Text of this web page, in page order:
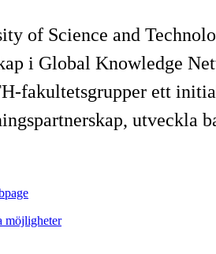
of Science and
i Global Knowledge
fakultetsgrupper ett
utveckla
möjligheter